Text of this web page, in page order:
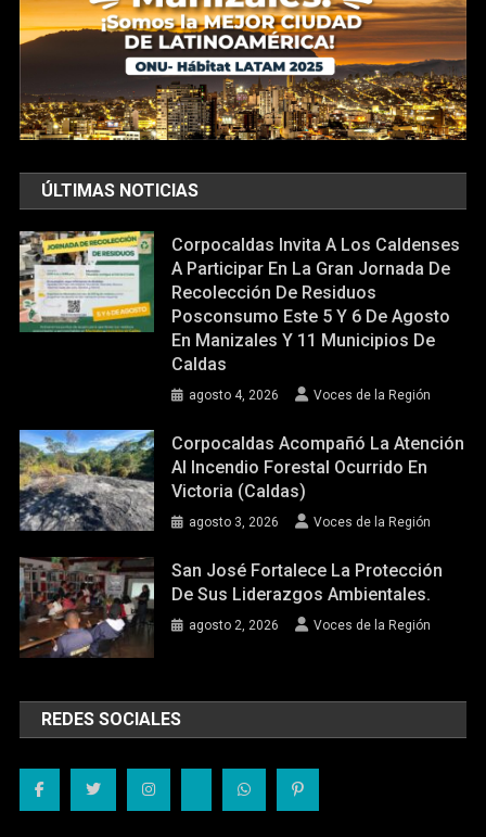
ÚLTIMAS NOTICIAS
Corpocaldas Invita A Los Caldenses
A Participar En La Gran Jornada De
Recolección De Residuos
Posconsumo Este 5 Y 6 De Agosto
En Manizales Y 11 Municipios De
Caldas
agosto 4, 2026 Voces de la Región
Corpocaldas Acompañó La Atención
Al Incendio Forestal Ocurrido En
Victoria (Caldas)
agosto 3, 2026 Voces de la Región
San José Fortalece La Protección
De Sus Liderazgos Ambientales.
agosto 2, 2026 Voces de la Región
REDES SOCIALES